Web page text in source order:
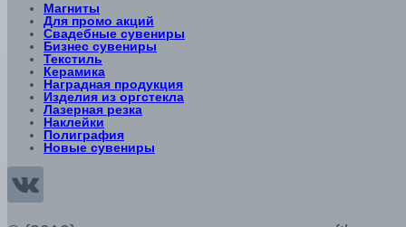
Магниты
Для промо акций
Свадебные сувениры
Бизнес сувениры
Текстиль
Керамика
Наградная продукция
Изделия из оргстекла
Лазерная резка
Наклейки
Полиграфия
Новые сувениры